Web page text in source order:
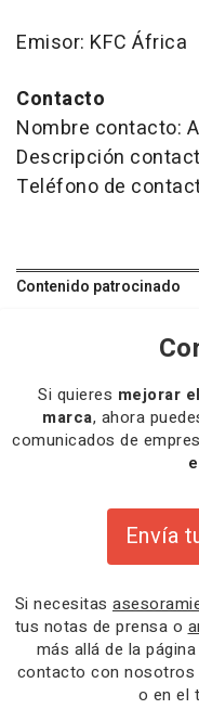
Emisor: KFC África
Contacto
Nombre contacto:
Descripción
Teléfono de
Contenido patrocinado
Si quieres mejorar
marca, ahora
comunicados de
Envía
Si necesitas
tus notas de prensa o
más allá de la
contacto con nosotros
o en el